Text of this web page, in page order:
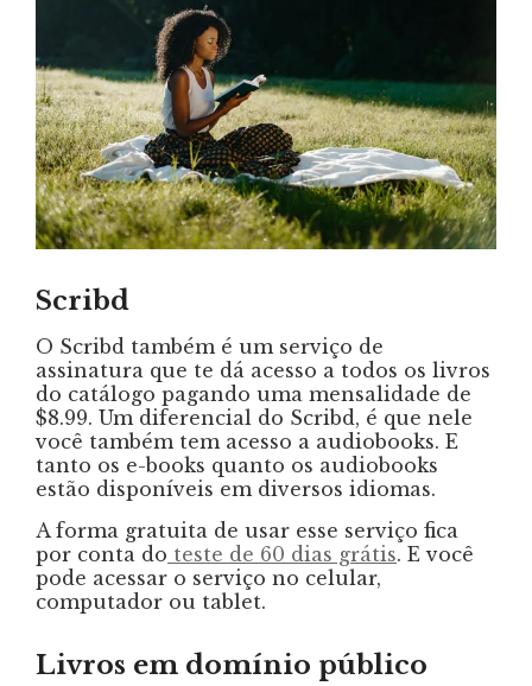
Scribd
O Scribd também é um serviço de
assinatura que te dá acesso a todos os livros
do catálogo pagando uma mensalidade de
$8.99. Um diferencial do Scribd, é que nele
você também tem acesso a audiobooks. E
tanto os e-books quanto os audiobooks
estão disponíveis em diversos idiomas.
A forma gratuita de usar esse serviço fica
por conta do teste de 60 dias grátis. E você
pode acessar o serviço no celular,
computador ou tablet.
Livros em domínio público